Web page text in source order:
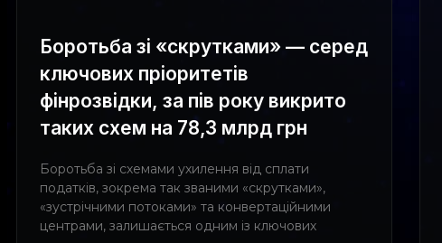
Боротьба зі «скрутками» — серед
ключових пріоритетів
фінрозвідки, за пів року викрито
таких схем на 78,3 млрд грн
Боротьба зі схемами ухилення від сплати
податків, зокрема так званими «скрутками»,
«зустрічними потоками» та конвертаційними
центрами, залишається одним із ключових